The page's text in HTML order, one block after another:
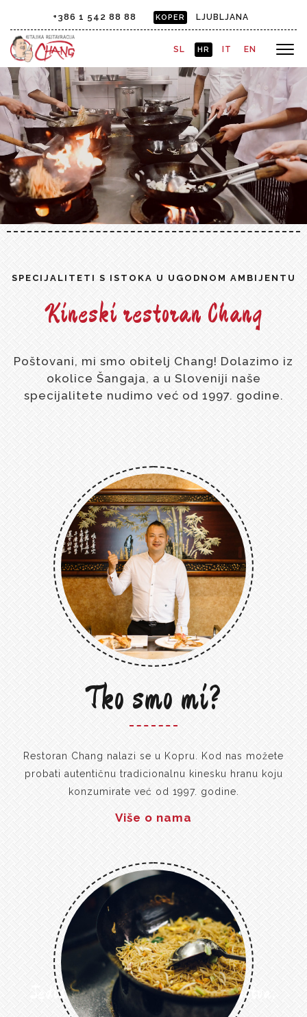
+386 1 542 88 88 KOPER LJUBLJANA
SL HR IT EN
Jedinstveni okusi egzotičnog iskustva.
SPECIJALITETI S ISTOKA U UGODNOM AMBIJENTU
Kineski restoran Chang
Poštovani, mi smo obitelj Chang! Dolazimo iz
okolice Šangaja, a u Sloveniji naše
specijalitete nudimo već od 1997. godine.
Tko smo mi?
Restoran Chang nalazi se u Kopru. Kod nas možete
probati autentičnu tradicionalnu kinesku hranu koju
konzumirate već od 1997. godine.
Više o nama